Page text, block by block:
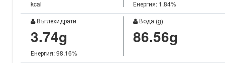
kcal
Енергия: 1.84%
Въглехидрати
3.74g
Енергия: 98.16%
Вода (g)
86.56g